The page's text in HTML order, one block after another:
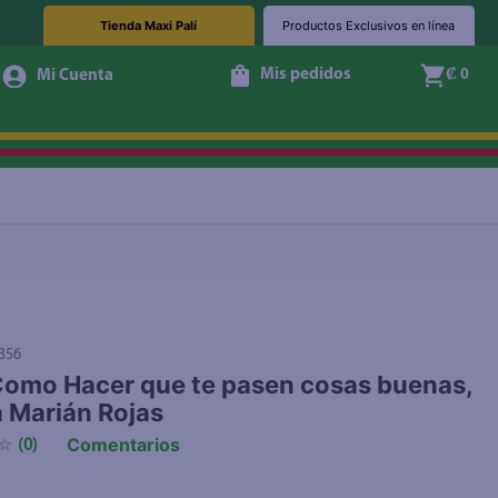
Tienda Maxi Palí Productos Exclusivos en línea
Mis pedidos ₡ 0
Hacer que te pasen cosas buenas,
Rojas
☆ (0) Comentarios